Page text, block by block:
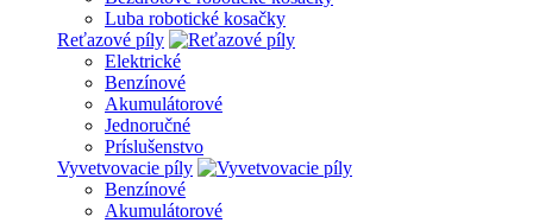
Luba robotické kosačky
Reťazové píly
Elektrické
Benzínové
Akumulátorové
Jednoručné
Príslušenstvo
Vyvetvovacie píly
Benzínové
Akumulátorové